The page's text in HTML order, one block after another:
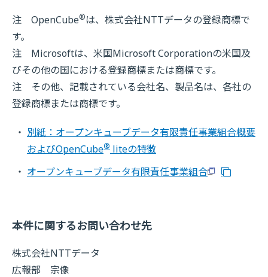
注 OpenCube®は、株式会社NTTデータの登録商標で
す。
注 Microsoftは、米国Microsoft Corporationの米国及
びその他の国における登録商標または商標です。
注 その他、記載されている会社名、製品名は、各社の
登録商標または商標です。
別紙：オープンキューブデータ有限責任事業組合概要
およびOpenCube® liteの特徴
オープンキューブデータ有限責任事業組合
本件に関するお問い合わせ先
株式会社NTTデータ
広報部 宗像